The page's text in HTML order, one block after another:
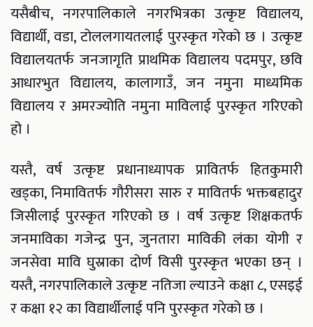
यसैबीच, नगरपालिकाले नगरभित्रका उत्कृष्ट विद्यालय,
विद्यार्थी, वडा, टोललगायतलाई पुरस्कृत गरेको छ । उत्कृष्ट
विद्यालयतर्फ जनजागृति प्राथमिक विद्यालय पदमपुर, छवि
आधारभुत विद्यालय, कालागाउँ, जन नमुना माध्यमिक
विद्यालय र अमरज्योति नमुना माविलाई पुरस्कृत गरिएको
हो ।
यस्तै, वर्ष उत्कृष्ट प्रधानाध्यापक प्रावितर्फ हितकुमारी
खड्का, निमावितर्फ गौरीसरा सारु र मावितर्फ भक्तबहादुर
जिसीलाई पुरस्कृत गरिएको छ । वर्ष उत्कृष्ट शिक्षकतर्फ
जनमाविका गजेन्द्र पुन, जुनतारा माविकी लंका योगी र
जनसेवा मावि घुस्राका दोर्ण विसी पुरस्कृत भएका छन् ।
यस्तै, नगरपालिकाले उत्कृष्ट नतिजा ल्याउने कक्षा ८, एसइई
र कक्षा १२ का विद्यार्थीलाई पनि पुरस्कृत गरेको छ ।